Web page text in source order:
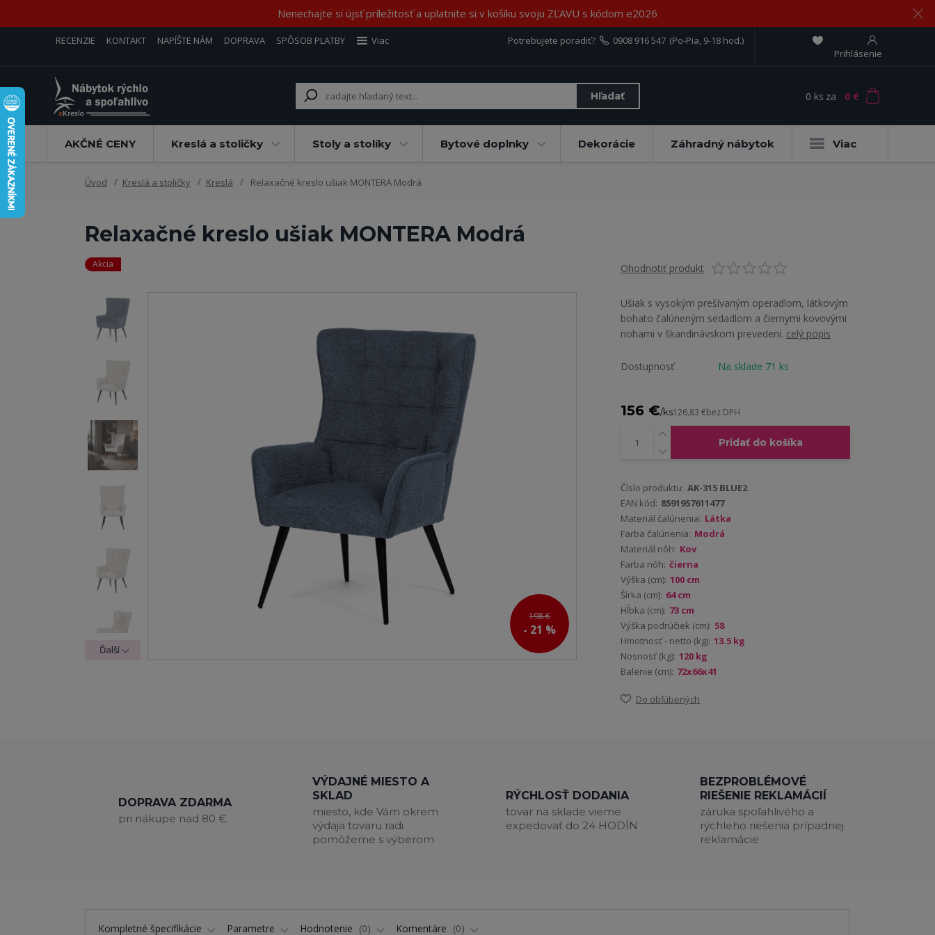
Nenechajte si újsť príležitosť a uplatnite si v košíku svoju ZĽAVU s kódom e2026
RECENZIE KONTAKT NAPÍŠTE NÁM DOPRAVA SPÔSOB PLATBY
Viac
Prihlásenie
Hľadať
Potrebujete poradiť? 0908 916 547 (Po-Pia, 9-18 hod.)
0 ks za 0 €
AKČNÉ CENY Kreslá a stoličky Stoly a stolíky Bytové doplnky Dekorácie Záhradný nábytok Viac
Úvod Kreslá a stoličky Kreslá Relaxačné kreslo ušiak MONTERA Modrá
Relaxačné kreslo ušiak MONTERA Modrá
Akcia
198 €
- 21 %
Ďalší
Ohodnotiť produkt
Ušiak s vysokým prešívaným operadlom, látkovým
bohato čalúneným sedadlom a čiernymi kovovými
nohami v škandinávskom prevedení. celý popis
Dostupnosť Na sklade 71 ks
156 €/ks126,83 €bez DPH
Pridať do košíka
Číslo produktu: AK-315 BLUE2
EAN kód: 8591957611477
Materiál čalúnenia: Látka
Farba čalúnenia: Modrá
Materiál nôh: Kov
Farba nôh: čierna
Výška (cm): 100 cm
Šírka (cm): 64 cm
Hĺbka (cm): 73 cm
Výška podrúčiek (cm): 58
Hmotnosť - netto (kg): 13.5 kg
Nosnosť (kg): 120 kg
Balenie (cm): 72x66x41
Do obľúbených
DOPRAVA ZDARMA
pri nákupe nad 80 €
VÝDAJNÉ MIESTO A
SKLAD
miesto, kde Vám okrem
výdaja tovaru radi
pomôžeme s výberom
RÝCHLOSŤ DODANIA
tovar na sklade vieme
expedovať do 24 HODÍN
BEZPROBLÉMOVÉ
RIEŠENIE REKLAMÁCIÍ
záruka spoľahlivého a
rýchleho riešenia prípadnej
reklamácie
Kompletné špecifikácie Parametre Hodnotenie 0 Komentáre 0